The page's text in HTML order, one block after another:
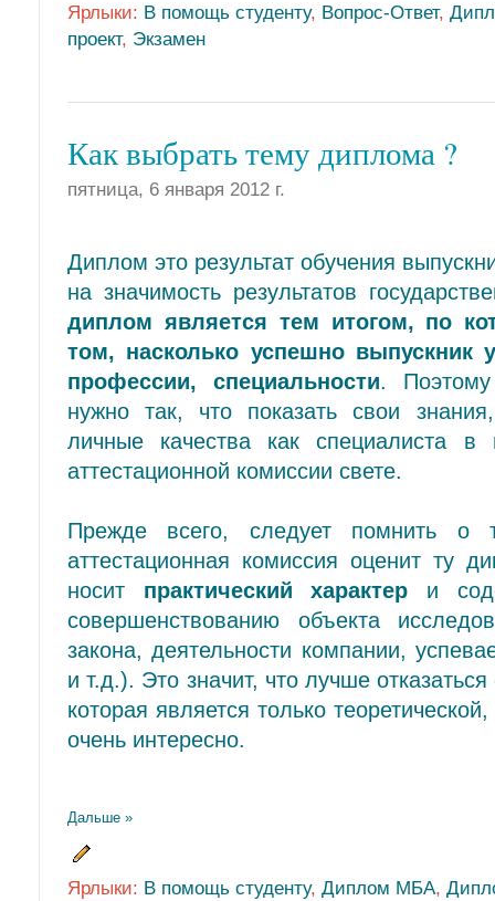
Ярлыки: В помощь студенту, Вопрос-Ответ,
проект, Экзамен
Как выбрать тему диплома ?
пятница, 6 января 2012 г.
Диплом это результат обучения
на значимость результатов
диплом является тем итогом, по
том, насколько успешно выпускник
профессии, специальности.
нужно так, что показать свои
личные качества как специалиста
аттестационной комиссии свете.
Прежде всего, следует помнить о
аттестационная комиссия оценит ту
носит практический характер и
совершенствованию объекта
закона, деятельности компании,
и т.д.). Это значит, что лучше
которая является только
очень интересно.
Дальше »
Ярлыки: В помощь студенту, Диплом МБА,